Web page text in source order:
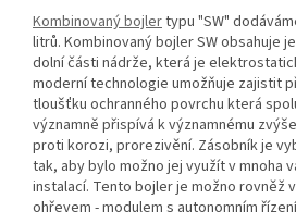
Kombinovaný bojlertypu "SW"
litrů. Kombinovaný bojler SW obsahuje
dolní části nádrže, která je
moderní technologie umožňuje zajistit
tloušťku ochranného povrchu která
významně přispívá k významnému
proti korozi, prorezivění. Zásobník je
tak, aby bylo možno jej využít v mnoha
instalací. Tento bojler je možno rovněž
ohřevem - modulem s autonomním